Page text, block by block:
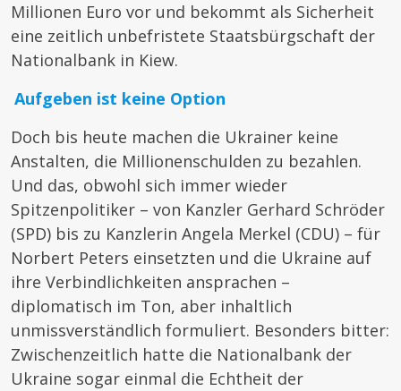
Millionen Euro vor und bekommt als Sicherheit
eine zeitlich unbefristete Staatsbürgschaft der
Nationalbank in Kiew.
Aufgeben ist keine Option
Doch bis heute machen die Ukrainer keine
Anstalten, die Millionenschulden zu bezahlen.
Und das, obwohl sich immer wieder
Spitzenpolitiker – von Kanzler Gerhard Schröder
(SPD) bis zu Kanzlerin Angela Merkel (CDU) – für
Norbert Peters einsetzten und die Ukraine auf
ihre Verbindlichkeiten ansprachen –
diplomatisch im Ton, aber inhaltlich
unmissverständlich formuliert. Besonders bitter:
Zwischenzeitlich hatte die Nationalbank der
Ukraine sogar einmal die Echtheit der